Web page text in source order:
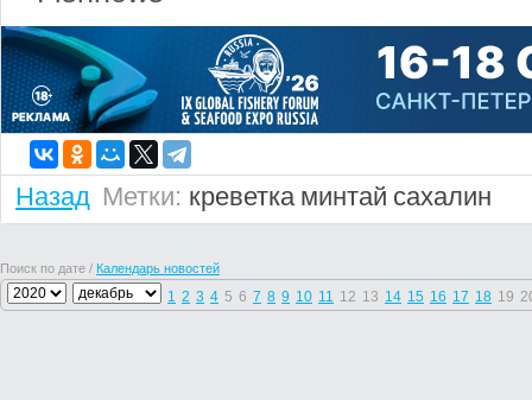
Назад Метки: креветка минтай сахалин
Поиск по дате / Календарь новостей
1 2 3 4 5 6 7 8 9 10 11 12 13 14 15 16 17 18 19